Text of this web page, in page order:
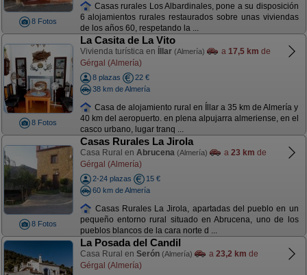
8 Fotos
Casas rurales Los Albardinales, pone a su disposición
6 alojamientos rurales restaurados sobre unas viviendas
de los años 60, respetando la ...
8 Fotos
La Casita de La Vito
Vivienda turística en Íllar (Almería) a 17,5 km de
Gérgal (Almería)
8 plazas
22 €
38 km de Almería
Casa de alojamiento rural en Íllar a 35 km de Almería y
40 km del aeropuerto. en plena alpujarra almeriense, en el
casco urbano, lugar tranq ...
8 Fotos
Casas Rurales La Jirola
Casa Rural en Abrucena (Almería) a 23 km de
Gérgal (Almería)
2-24 plazas
15 €
60 km de Almería
Casas Rurales La Jirola, apartadas del pueblo en un
pequeño entorno rural situado en Abrucena, uno de los
pueblos blancos de la cara norte d ...
La Posada del Candil
Casa Rural en Serón (Almería) a 23,2 km de
Gérgal (Almería)